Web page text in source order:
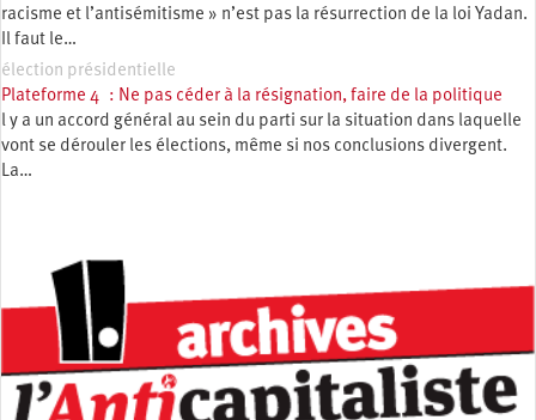
racisme et l’antisémitisme » n’est pas la résurrection de la loi Yadan.
Il faut le…
élection présidentielle
Plateforme 4 : Ne pas céder à la résignation, faire de la politique
l y a un accord général au sein du parti sur la situation dans laquelle
vont se dérouler les élections, même si nos conclusions divergent.
La…